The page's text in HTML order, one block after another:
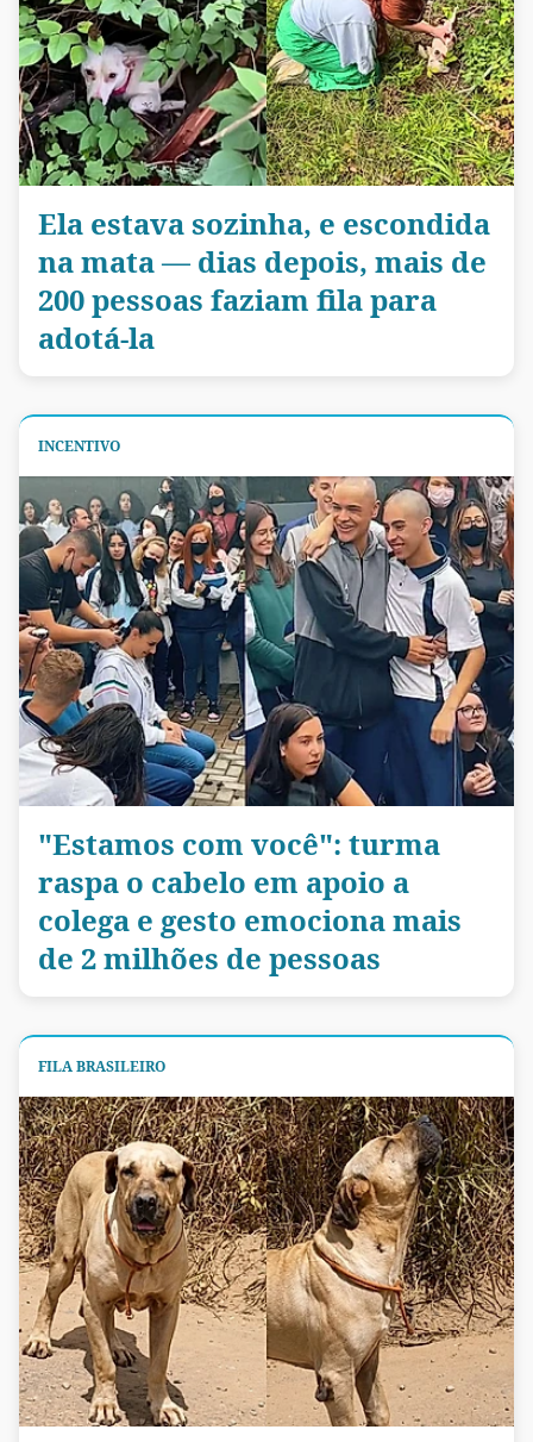
Ela estava sozinha, e escondida
na mata — dias depois, mais de
200 pessoas faziam fila para
adotá-la
INCENTIVO
"Estamos com você": turma
raspa o cabelo em apoio a
colega e gesto emociona mais
de 2 milhões de pessoas
FILA BRASILEIRO